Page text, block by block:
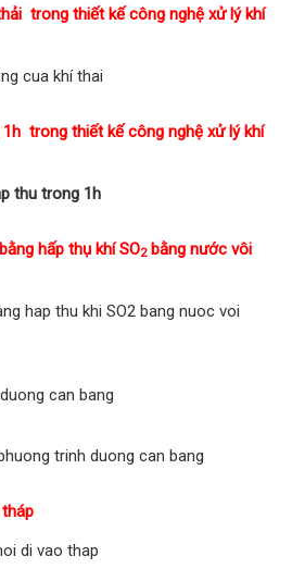
trong thiết kế công nghệ xử lý khí
trong thiết kế công nghệ xử lý khí
hấp thụ khí SO2bằng nước vôi